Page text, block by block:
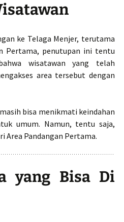
ke Telaga Menjer, terutama
Pertama, penutupan ini tentu
wisatawan yang telah
area tersebut dengan
bisa menikmati keindahan
umum. Namun, tentu saja,
Area Pandangan Pertama.
yang Bisa Di